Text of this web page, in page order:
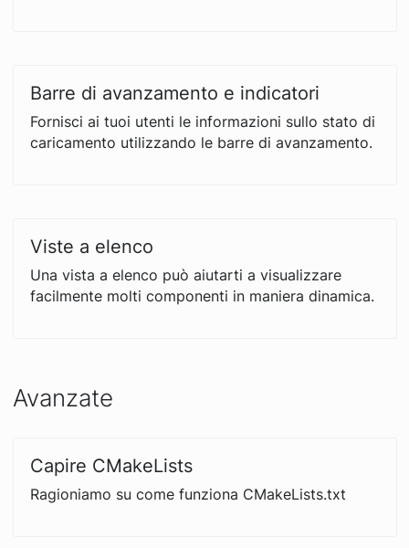
Barre di avanzamento e indicatori
Fornisci ai tuoi utenti le informazioni sullo stato di
caricamento utilizzando le barre di avanzamento.
Viste a elenco
Una vista a elenco può aiutarti a visualizzare
facilmente molti componenti in maniera dinamica.
Avanzate
Capire CMakeLists
Ragioniamo su come funziona CMakeLists.txt